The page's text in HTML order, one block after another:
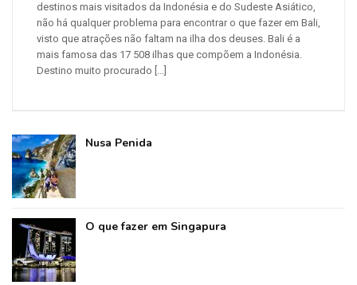
destinos mais visitados da Indonésia e do Sudeste Asiático,
não há qualquer problema para encontrar o que fazer em Bali,
visto que atrações não faltam na ilha dos deuses. Bali é a
mais famosa das 17 508 ilhas que compõem a Indonésia.
Destino muito procurado […]
Nusa Penida
O que fazer em Singapura